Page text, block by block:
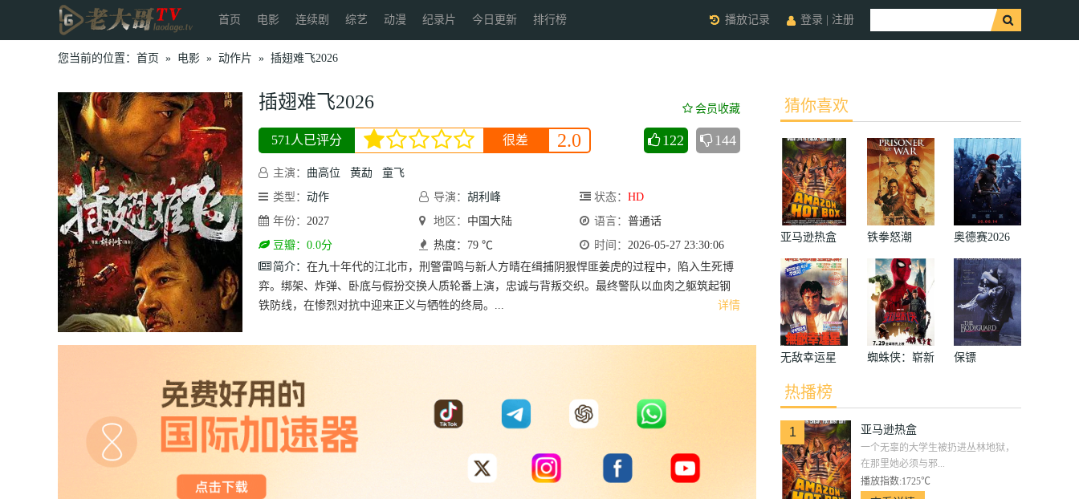
首页 电影 连续剧 综艺 动漫 纪录片 今日更新 排行榜 登录 注册
播放记录
您当前的位置： 首页 » 电影 » 动作片 » 插翅难飞2026
插翅难飞2026 会员收藏
571人已评分 很差 2.0 122 144
主演： 曲高位 黄勐
童飞
类型： 动作 导演： 胡利峰 状态： HD
年份： 2027 地区： 中国大陆 语言： 普通话
豆瓣：0.0分
热度：79 ℃ 时间： 2026-05-27 23:30:06
简介：
详情
在九十年代的江北市，刑警雷鸣与新人方晴在缉捕阴狠悍匪姜虎的过程中，陷入生死博
弈。绑架、炸弹、卧底与假扮交换人质轮番上演，忠诚与背叛交织。最终警队以血肉之躯筑起钢
铁防线，在惨烈对抗中迎来正义与牺牲的终局。...
猜你喜欢
亚马逊热盒 铁拳怒潮 奥德赛2026
无敌幸运星
蜘蛛侠：崭新
保镖
热播榜
1 亚马逊热盒
一个无辜的大学生被扔进丛林地狱，
在那里她必须与邪...
播放指数:1725℃